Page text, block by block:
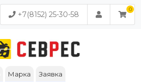
+7(8152) 25-30-58
Марка Заявка